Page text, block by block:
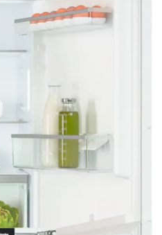
gemak.